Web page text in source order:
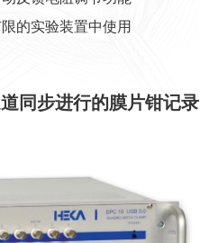
的实验装置中使用
同步进行的膜片钳记录